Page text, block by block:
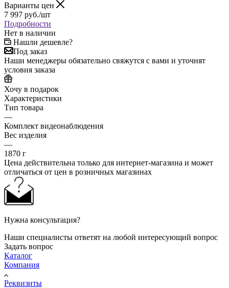
Варианты цен
7 997 руб./шт
Подробности
Нет в наличии
Нашли дешевле?
Под заказ
Наши менеджеры обязательно свяжутся с вами и уточнят
условия заказа
Хочу в подарок
Характеристики
Тип товара
—
Комплект видеонаблюдения
Вес изделия
—
1870 г
Цена действительна только для интернет-магазина и может
отличаться от цен в розничных магазинах
Нужна консультация?
Наши специалисты ответят на любой интересующий вопрос
Задать вопрос
Каталог
Компания
Реквизиты